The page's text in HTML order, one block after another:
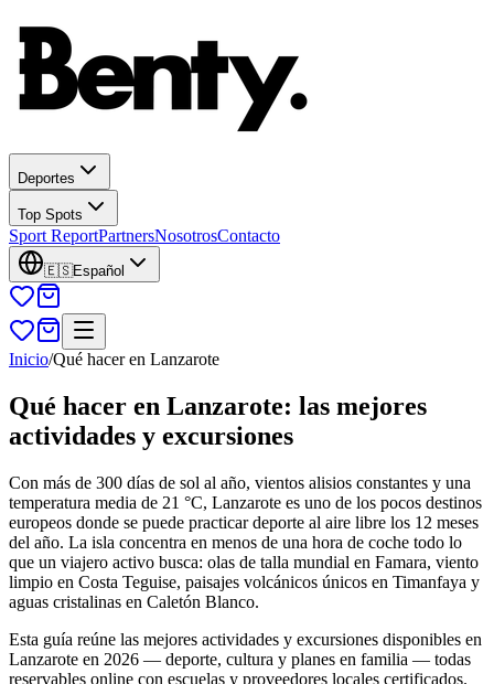
Deportes
Top Spots
Sport ReportPartnersNosotrosContacto
🇪🇸Español
Inicio/Qué hacer en Lanzarote
Qué hacer en Lanzarote: las mejores
actividades y excursiones
Con más de 300 días de sol al año, vientos alisios constantes y una
temperatura media de 21 °C, Lanzarote es uno de los pocos destinos
europeos donde se puede practicar deporte al aire libre los 12 meses
del año. La isla concentra en menos de una hora de coche todo lo
que un viajero activo busca: olas de talla mundial en Famara, viento
limpio en Costa Teguise, paisajes volcánicos únicos en Timanfaya y
aguas cristalinas en Caletón Blanco.
Esta guía reúne las mejores actividades y excursiones disponibles en
Lanzarote en 2026 — deporte, cultura y planes en familia — todas
reservables online con escuelas y proveedores locales certificados.